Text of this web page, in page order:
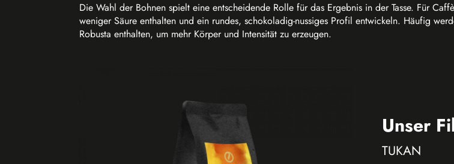
Die Wahl der Bohnen spielt eine entscheidende Rolle für das Ergebnis in der Tasse. Für
weniger Säure enthalten und ein rundes, schokoladig-nussiges Profil entwickeln. Häufig
Robusta enthalten, um mehr Körper und Intensität zu erzeugen.
Unser
TUKAN